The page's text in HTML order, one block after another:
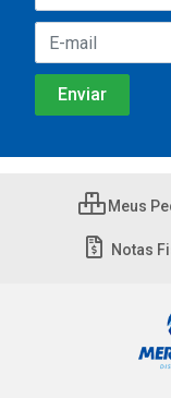
Meus
Notas